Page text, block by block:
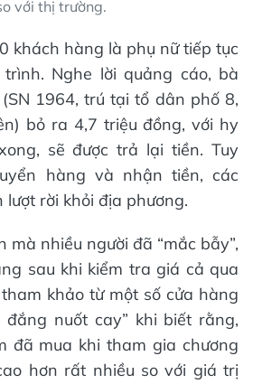
với thị trường.
khách hàng là phụ nữ tiếp tục
Nghe lời quảng cáo, bà
1964, trú tại tổ dân phố 8,
bỏ ra 4,7 triệu đồng, với hy
sẽ được trả lại tiền. Tuy
hàng và nhận tiền, các
lượt rời khỏi địa phương.
mà nhiều người đã “mắc bẫy”,
sau khi kiểm tra giá cả qua
khảo từ một số cửa hàng
nuốt cay” khi biết rằng,
đã mua khi tham gia chương
hơn rất nhiều so với giá trị